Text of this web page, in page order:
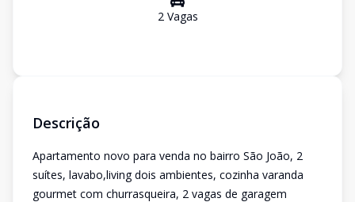
2Vagas
Descrição
Apartamento novo para venda no bairro São João, 2
suítes, lavabo,living dois ambientes, cozinha varanda
gourmet com churrasqueira, 2 vagas de garagem